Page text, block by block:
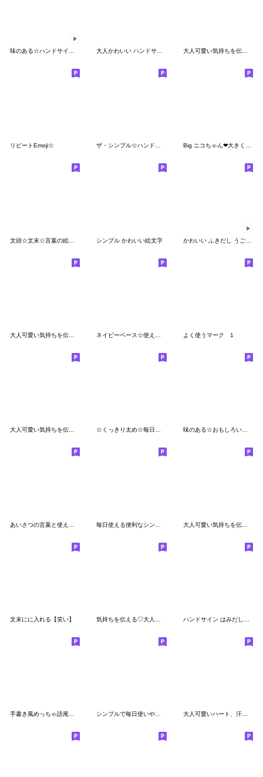
大人可愛い気持ちを伝える絵文字
リピートEmoji☆ ザ・シンプル☆ハンドサインと記号の絵文字 Big ニコちゃん❤大きく可愛く❤❤
シンプル かわいい絵文字 かわいい ふきだし うごく絵文字
よく使うマーク 1
大人可愛い気持ちを伝える絵文字 4 ☆くっきり太め☆毎日使える絵文字 味のある☆おもしろい絵文字
大人可愛い気持ちを伝える絵文字 2
文末にに入れる【笑い】
手書き風めっちゃ語尾の絵文字 シンプルで毎日使いやすい絵文字♪ 大人可愛いハート、汗など使える絵文字 3